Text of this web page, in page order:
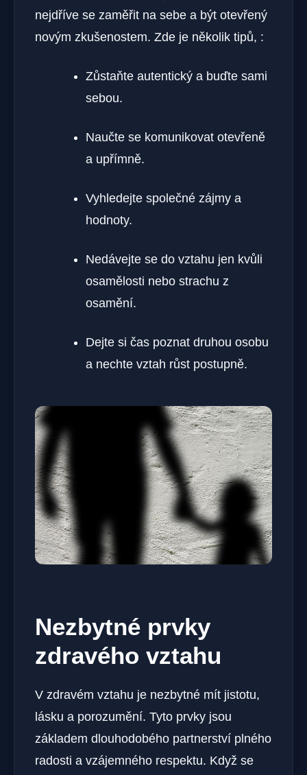
nejdříve se zaměřit na sebe a být otevřený
novým zkušenostem. Zde je několik tipů, :
Zůstaňte autentický a buďte sami
sebou.
Naučte se komunikovat otevřeně
a upřímně.
Vyhledejte společné zájmy a
hodnoty.
Nedávejte se do vztahu jen kvůli
osamělosti nebo strachu z
osamění.
Dejte si čas poznat druhou osobu
a nechte vztah růst postupně.
Nezbytné prvky
zdravého vztahu
V zdravém vztahu je nezbytné mít jistotu,
lásku a porozumění. Tyto prvky jsou
základem dlouhodobého partnerství plného
radosti a vzájemného respektu. Když se